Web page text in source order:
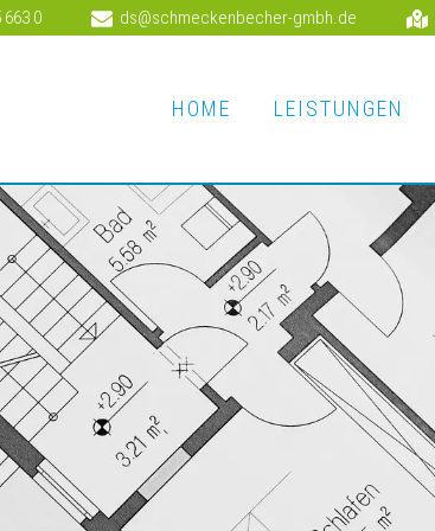
663 0 ds@schmeckenbecher-gmbh.de
HOME LEISTUNGEN